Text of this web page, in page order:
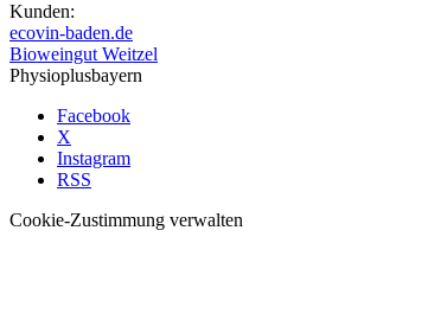
Kunden:
ecovin-baden.de
Bioweingut Weitzel
Physioplusbayern
Facebook
X
Instagram
RSS
Cookie-Zustimmung verwalten